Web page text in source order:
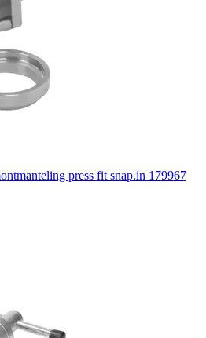
press fit snap.in 179967